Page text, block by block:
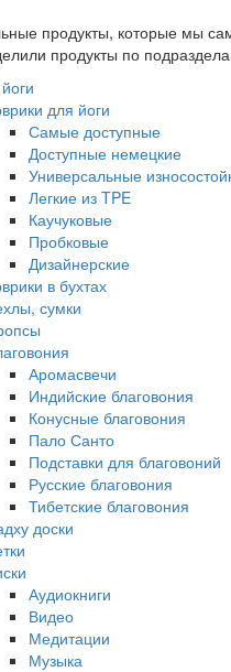
продукты, которые мы
продукты по
для йоги
Самые доступные
Доступные немецкие
Универсальные
Легкие из TPE
Каучуковые
Пробковые
Дизайнерские
в бухтах
сумки
Аромасвечи
Индийские благовония
Конусные благовония
Пало Санто
Подставки для благовоний
Русские благовония
Тибетские благовония
доски
Аудиокниги
Видео
Медитации
Музыка